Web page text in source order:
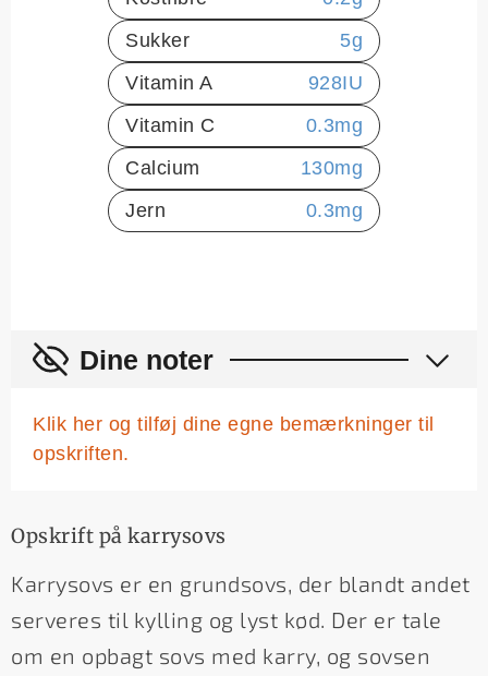
Sukker
5g
Vitamin A
928IU
Vitamin C
0.3mg
Calcium
130mg
Jern
0.3mg
Dine noter
Klik her og tilføj dine egne bemærkninger til
opskriften.
Opskrift på karrysovs
Karrysovs er en grundsovs, der blandt andet
serveres til kylling og lyst kød. Der er tale
om en opbagt sovs med karry, og sovsen